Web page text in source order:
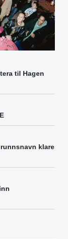
til Hagen
klare